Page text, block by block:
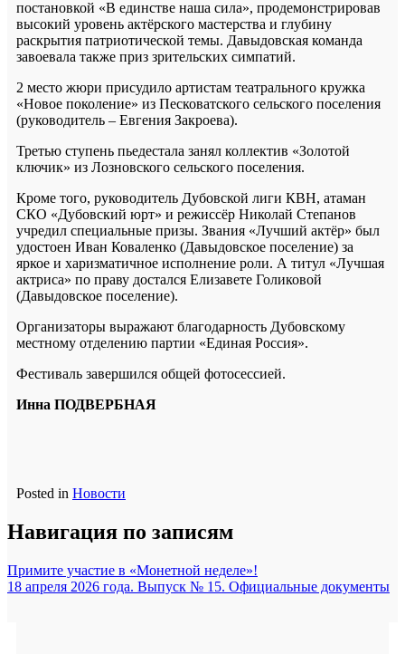
постановкой «В единстве наша сила», продемонстрировав
высокий уровень актёрского мастерства и глубину
раскрытия патриотической темы. Давыдовская команда
завоевала также приз зрительских симпатий.
2 место жюри присудило артистам театрального кружка
«Новое поколение» из Песковатского сельского поселения
(руководитель – Евгения Закроева).
Третью ступень пьедестала занял коллектив «Золотой
ключик» из Лозновского сельского поселения.
Кроме того, руководитель Дубовской лиги КВН, атаман
СКО «Дубовский юрт» и режиссёр Николай Степанов
учредил специальные призы. Звания «Лучший актёр» был
удостоен Иван Коваленко (Давыдовское поселение) за
яркое и харизматичное исполнение роли. А титул «Лучшая
актриса» по праву достался Елизавете Голиковой
(Давыдовское поселение).
Организаторы выражают благодарность Дубовскому
местному отделению партии «Единая Россия».
Фестиваль завершился общей фотосессией.
Инна ПОДВЕРБНАЯ
Posted in Новости
Навигация по записям
Примите участие в «Монетной неделе»!
18 апреля 2026 года. Выпуск № 15. Официальные документы